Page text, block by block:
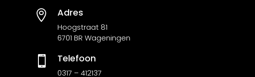
 Adres
Hoogstraat 81
6701 BR Wageningen
 Telefoon
0317 – 412137